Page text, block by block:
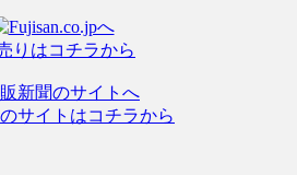
りはコチラから
サイトはコチラから